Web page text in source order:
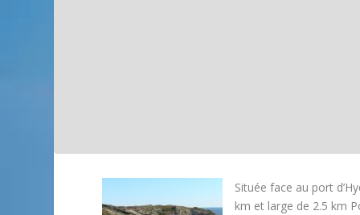
Située face au port
km et large de 2.5 km